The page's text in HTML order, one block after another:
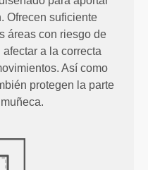
Ofrecen suficiente
áreas con riesgo de
a la correcta
Así como
protegen la parte